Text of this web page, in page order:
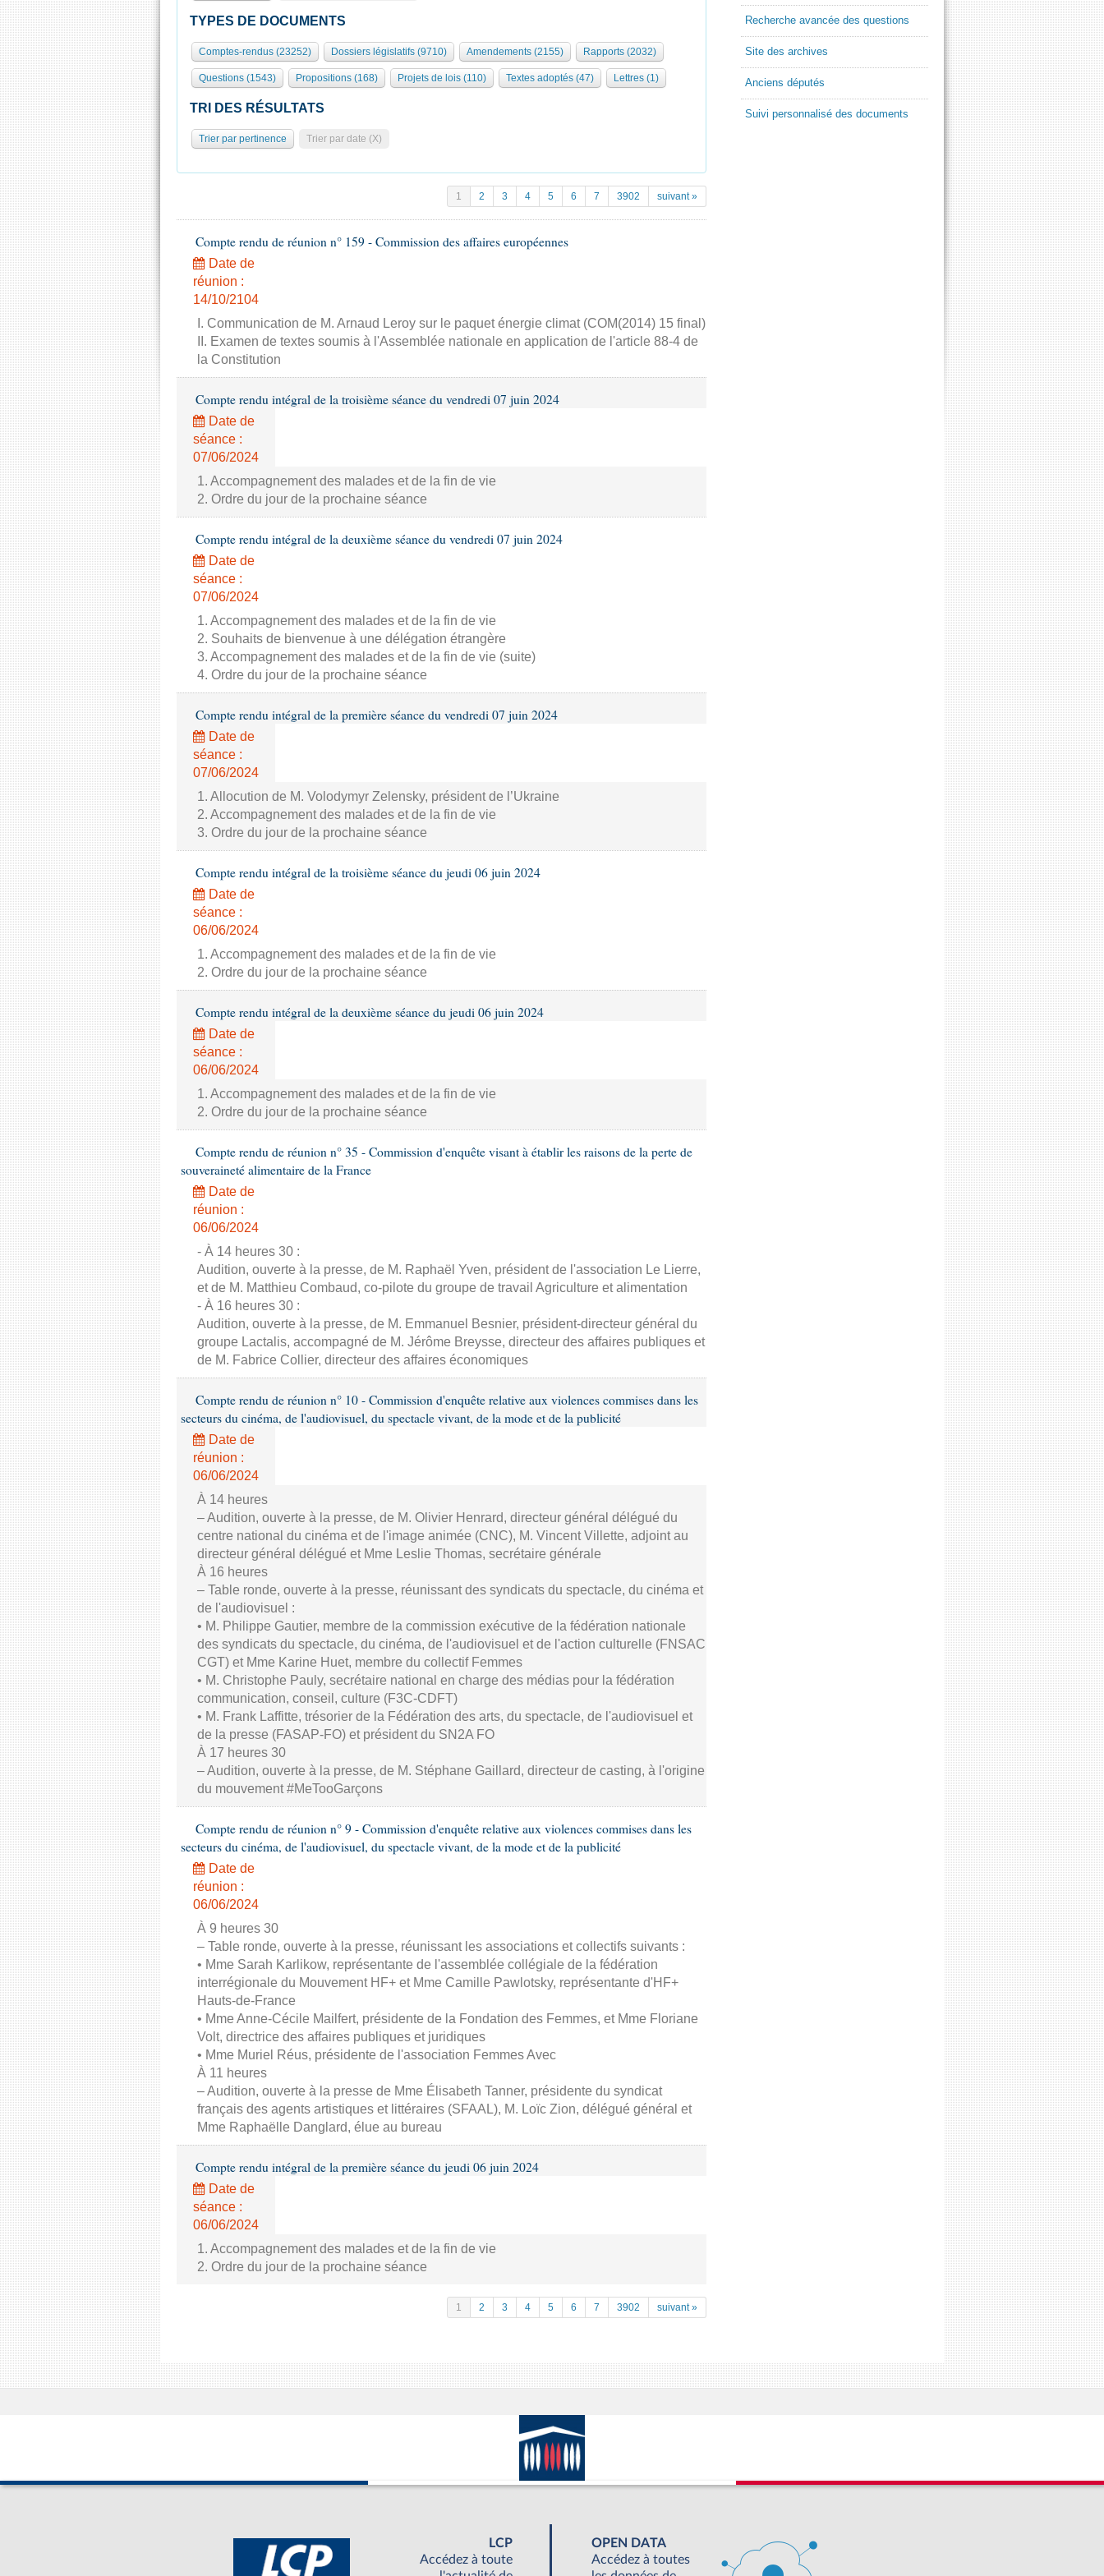
TYPES DE DOCUMENTS
Comptes-rendus (23252) Dossiers législatifs (9710) Amendements (2155) Rapports (2032)
Questions (1543) Propositions (168) Projets de lois (110) Textes adoptés (47) Lettres (1)
TRI DES RÉSULTATS
Trier par pertinence Trier par date (X)
1 2 3 4 5 6 7 3902 suivant »
Compte rendu de réunion n° 159 - Commission des affaires européennes
Date de
réunion :
14/10/2104
I. Communication de M. Arnaud Leroy sur le paquet énergie climat (COM(2014) 15 final)
II. Examen de textes soumis à l'Assemblée nationale en application de l'article 88-4 de
la Constitution
Compte rendu intégral de la troisième séance du vendredi 07 juin 2024
Date de
séance :
07/06/2024
1. Accompagnement des malades et de la fin de vie
2. Ordre du jour de la prochaine séance
Compte rendu intégral de la deuxième séance du vendredi 07 juin 2024
Date de
séance :
07/06/2024
1. Accompagnement des malades et de la fin de vie
2. Souhaits de bienvenue à une délégation étrangère
3. Accompagnement des malades et de la fin de vie (suite)
4. Ordre du jour de la prochaine séance
Compte rendu intégral de la première séance du vendredi 07 juin 2024
Date de
séance :
07/06/2024
1. Allocution de M. Volodymyr Zelensky, président de l’Ukraine
2. Accompagnement des malades et de la fin de vie
3. Ordre du jour de la prochaine séance
Compte rendu intégral de la troisième séance du jeudi 06 juin 2024
Date de
séance :
06/06/2024
1. Accompagnement des malades et de la fin de vie
2. Ordre du jour de la prochaine séance
Compte rendu intégral de la deuxième séance du jeudi 06 juin 2024
Date de
séance :
06/06/2024
1. Accompagnement des malades et de la fin de vie
2. Ordre du jour de la prochaine séance
Compte rendu de réunion n° 35 - Commission d'enquête visant à établir les raisons de la perte de
souveraineté alimentaire de la France
Date de
réunion :
06/06/2024
- À 14 heures 30 :
Audition, ouverte à la presse, de M. Raphaël Yven, président de l'association Le Lierre,
et de M. Matthieu Combaud, co-pilote du groupe de travail Agriculture et alimentation
- À 16 heures 30 :
Audition, ouverte à la presse, de M. Emmanuel Besnier, président-directeur général du
groupe Lactalis, accompagné de M. Jérôme Breysse, directeur des affaires publiques et
de M. Fabrice Collier, directeur des affaires économiques
Compte rendu de réunion n° 10 - Commission d'enquête relative aux violences commises dans les
secteurs du cinéma, de l'audiovisuel, du spectacle vivant, de la mode et de la publicité
Date de
réunion :
06/06/2024
À 14 heures
– Audition, ouverte à la presse, de M. Olivier Henrard, directeur général délégué du
centre national du cinéma et de l'image animée (CNC), M. Vincent Villette, adjoint au
directeur général délégué et Mme Leslie Thomas, secrétaire générale
À 16 heures
– Table ronde, ouverte à la presse, réunissant des syndicats du spectacle, du cinéma et
de l'audiovisuel :
• M. Philippe Gautier, membre de la commission exécutive de la fédération nationale
des syndicats du spectacle, du cinéma, de l'audiovisuel et de l'action culturelle (FNSAC
CGT) et Mme Karine Huet, membre du collectif Femmes
• M. Christophe Pauly, secrétaire national en charge des médias pour la fédération
communication, conseil, culture (F3C-CDFT)
• M. Frank Laffitte, trésorier de la Fédération des arts, du spectacle, de l'audiovisuel et
de la presse (FASAP-FO) et président du SN2A FO
À 17 heures 30
– Audition, ouverte à la presse, de M. Stéphane Gaillard, directeur de casting, à l'origine
du mouvement #MeTooGarçons
Compte rendu de réunion n° 9 - Commission d'enquête relative aux violences commises dans les
secteurs du cinéma, de l'audiovisuel, du spectacle vivant, de la mode et de la publicité
Date de
réunion :
06/06/2024
À 9 heures 30
– Table ronde, ouverte à la presse, réunissant les associations et collectifs suivants :
• Mme Sarah Karlikow, représentante de l'assemblée collégiale de la fédération
interrégionale du Mouvement HF+ et Mme Camille Pawlotsky, représentante d'HF+
Hauts-de-France
• Mme Anne-Cécile Mailfert, présidente de la Fondation des Femmes, et Mme Floriane
Volt, directrice des affaires publiques et juridiques
• Mme Muriel Réus, présidente de l'association Femmes Avec
À 11 heures
– Audition, ouverte à la presse de Mme Élisabeth Tanner, présidente du syndicat
français des agents artistiques et littéraires (SFAAL), M. Loïc Zion, délégué général et
Mme Raphaëlle Danglard, élue au bureau
Compte rendu intégral de la première séance du jeudi 06 juin 2024
Date de
séance :
06/06/2024
1. Accompagnement des malades et de la fin de vie
2. Ordre du jour de la prochaine séance
1 2 3 4 5 6 7 3902 suivant »
Recherche avancée des questions
Site des archives
Anciens députés
Suivi personnalisé des documents
LCP
Accédez à toute
OPEN DATA
Accédez à toutes